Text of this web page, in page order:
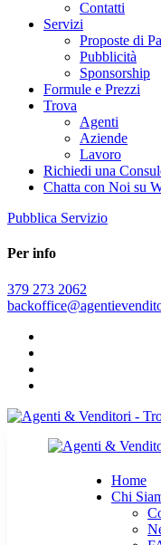
Contatti
Servizi
Proposte di
Pubblicità
Sponsorship
Formule e Prezzi
Trova
Agenti
Aziende
Lavoro
Richiedi una
Chatta con Noi su
Pubblica Servizio
Per info
379 273 2062
Home
Chi